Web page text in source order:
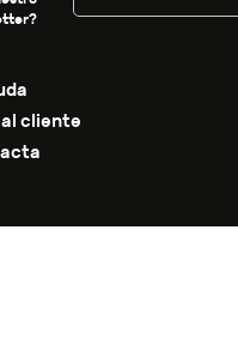
cliente